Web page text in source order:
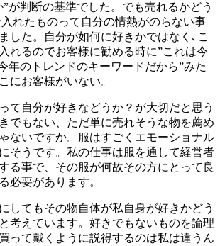
が判断の基準でした。でも売れるかどう
れたものって自分の情熱がのらない事
した。自分が如何に好きかではなく､こ
れるのでお客様に勧める時に”これは今
年のトレンドのキーワードだから”みた
にお客様がいない。
て自分が好きなどうか？が大切だと思う
でもない、ただ単に売れそうな物を薦め
ないですか。服はすごくエモーショナル
そうです。私の仕事は服を通して経営者
る事で、その服が何故その方にとって良
必要があります。
してもその物自体が私自身が好きかどう
考えています。好きでもないものを論理
って戴くように説得するのは私は違うん